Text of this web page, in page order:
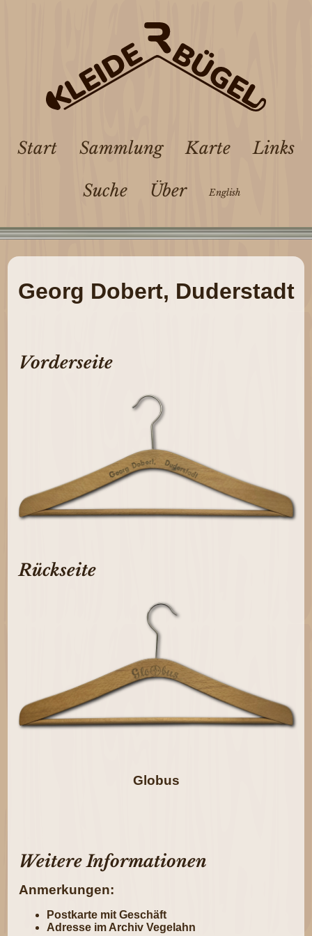
Start Sammlung Karte Links
Suche Über English
Georg Dobert, Duderstadt
Vorderseite
Rückseite
Globus
Weitere Informationen
Anmerkungen:
Postkarte mit Geschäft
Adresse im Archiv Vegelahn